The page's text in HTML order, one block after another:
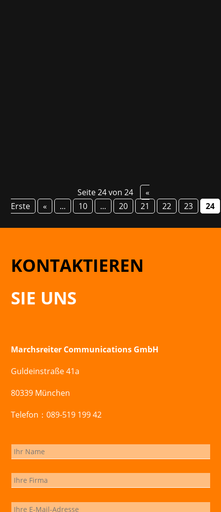
Seite 24 von 24
«
Erste
« ... 10 ... 20 21 22 23 24
KONTAKTIEREN
SIE UNS
Marchsreiter Communications GmbH
Guldeinstraße 41a
80339 München
Telefon：089-519 199 42